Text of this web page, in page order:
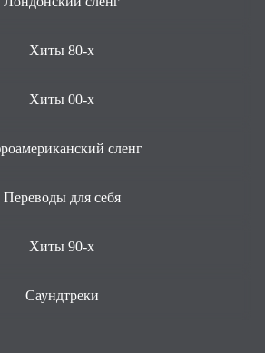
Хиты 80-х
Хиты 00-х
сленг
Переводы для себя
Хиты 90-х
Саундтреки